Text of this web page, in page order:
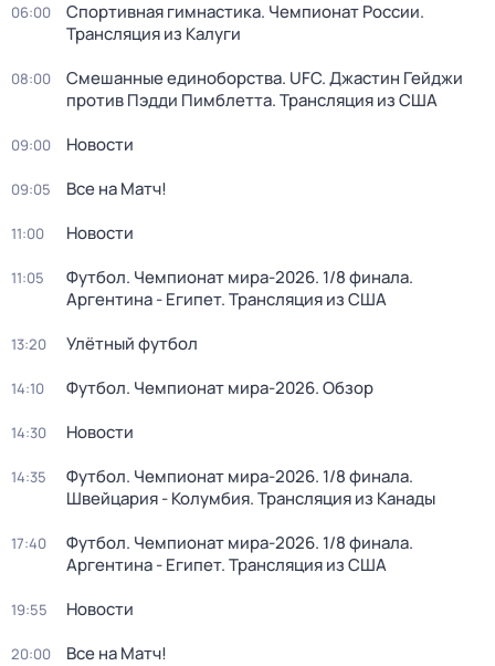
06:00
Спортивная гимнастика. Чемпионат России.
Трансляция из Калуги
08:00
Смешанные единоборства. UFC. Джастин Гейджи
против Пэдди Пимблетта. Трансляция из США
09:00 Новости
09:05 Все на Матч!
11:00 Новости
11:05
Футбол. Чемпионат мира-2026. 1/8 финала.
Аргентина - Египет. Трансляция из США
13:20 Улётный футбол
14:10 Футбол. Чемпионат мира-2026. Обзор
14:30 Новости
14:35
Футбол. Чемпионат мира-2026. 1/8 финала.
Швейцария - Колумбия. Трансляция из Канады
17:40
Футбол. Чемпионат мира-2026. 1/8 финала.
Аргентина - Египет. Трансляция из США
19:55 Новости
20:00 Все на Матч!